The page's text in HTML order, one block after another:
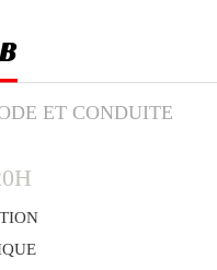
ET CONDUITE